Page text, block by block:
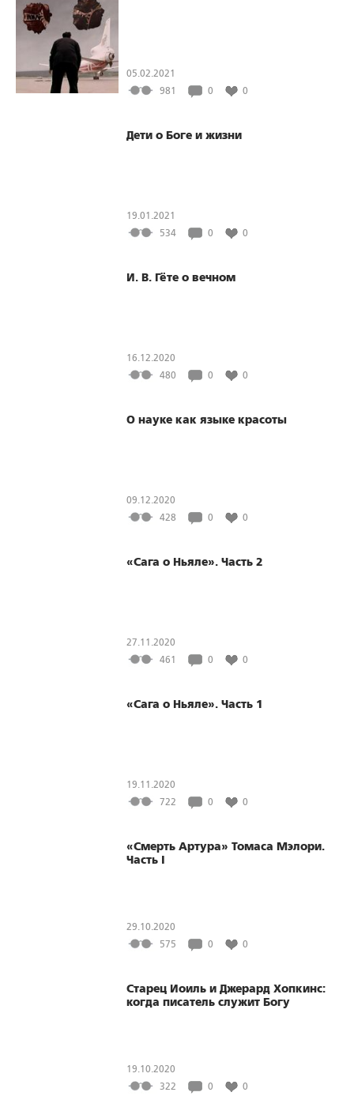
05.02.2021
981
0 0
Дети о Боге и жизни
19.01.2021
534
0 0
И. В. Гёте о вечном
16.12.2020
480
0 0
О науке как языке красоты
09.12.2020
428
0 0
«Сага о Ньяле». Часть 2
27.11.2020
461
0 0
«Сага о Ньяле». Часть 1
19.11.2020
722
0 0
«Смерть Артура» Томаса Мэлори.
Часть I
29.10.2020
575
0 0
Старец Иоиль и Джерард Хопкинс:
когда писатель служит Богу
19.10.2020
322
0 0